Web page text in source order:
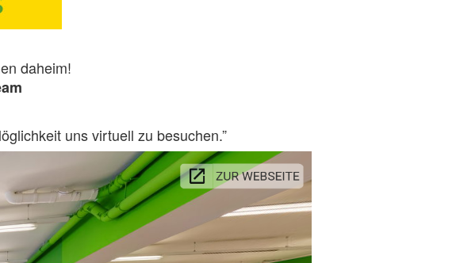
daheim!
uns virtuell zu besuchen.”